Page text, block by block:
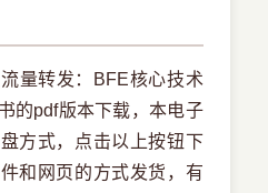
量转发：BFE核心技术
的pdf版本下载，本电子
方式，点击以上按钮下
和网页的方式发货，有